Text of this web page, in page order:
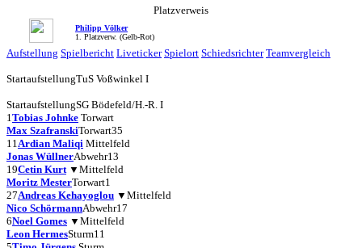
Platzverweis
Philipp Völker
1. Platzverw. (Gelb-Rot)
Aufstellung Spielbericht Liveticker Spielort Schiedsrichter Teamvergleich
StartaufstellungTuS Voßwinkel I
StartaufstellungSG Bödefeld/H.-R. I
1Tobias Johnke Torwart
Max SzafranskiTorwart35
11Ardian Maliqi Mittelfeld
Jonas WüllnerAbwehr13
19Cetin Kurt ▼ Mittelfeld
Moritz MesterTorwart1
27Andreas Kehayoglou ▼ Mittelfeld
Nico SchörmannAbwehr17
6Noel Gomes ▼ Mittelfeld
Leon HermesSturm11